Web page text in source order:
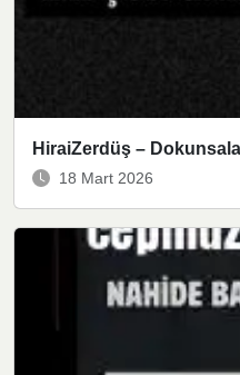
HiraiZerdüş –
18 Mart 2026